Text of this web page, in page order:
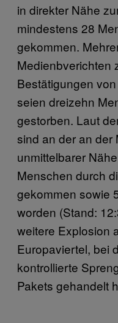
in direkter Nähe
mindestens 28
gekommen.
Medienbverichten
Bestätigungen
seien dreizehn
gestorben. Laut
sind an der an der
unmittelbarer
Menschen durch
gekommen sowie
worden (Stand:
weitere Explosion
Europaviertel, bei
kontrollierte
Pakets gehandelt